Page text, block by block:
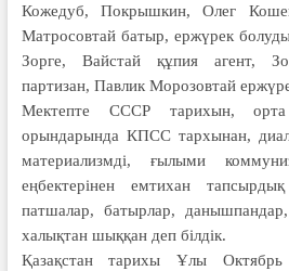
Кожедуб, Покрышкин, Олег
Матросовтай батыр, ержүрек
Зорге, Вайстай құпия агент,
партизан, Павлик Морозовтай
Мектепте СССР тарихын,
орындарында КПСС тархынан,
материализмді, ғылыми
еңбектерінен емтихан
патшалар, батырлар,
халықтан шыққан деп білдік.
Қазақстан тарихы Ұлы Октябрь